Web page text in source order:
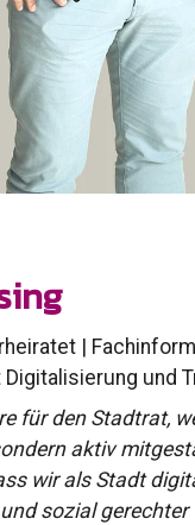
|
und
für den Stadtrat,
aktiv
wir als Stadt
sozial gerechter